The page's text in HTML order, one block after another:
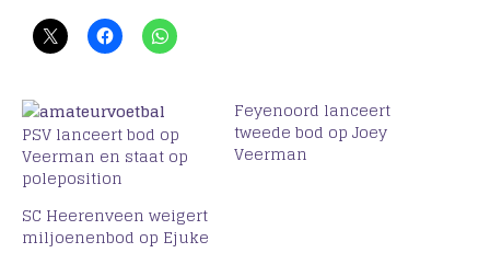
PSV lanceert bod op
Veerman en staat op
poleposition
Feyenoord lanceert
tweede bod op Joey
Veerman
SC Heerenveen weigert
miljoenenbod op Ejuke